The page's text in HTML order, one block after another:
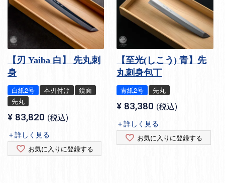
【刃 Yaiba 白】 先丸刺
身
白紙2号 本刃付け
鏡面
先丸
¥ 83,820 税込
＋詳しく見る
お気に入りに登録する
【至光(しこう) 青】先
丸刺身包丁
青紙2号 先丸
¥ 83,380 税込
＋詳しく見る
お気に入りに登録する